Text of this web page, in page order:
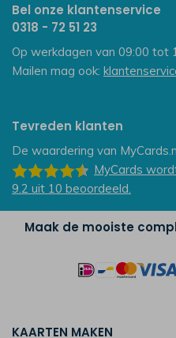
Bel onze klantenservice
0318 - 72 51 23
Op werkdagen van 09:00 tot
Mailen mag ook:
Tevreden klanten
De waardering van
MyCards
9.2 uit 10 beoordeeld.
Maak de mooiste
KAARTEN MAKEN